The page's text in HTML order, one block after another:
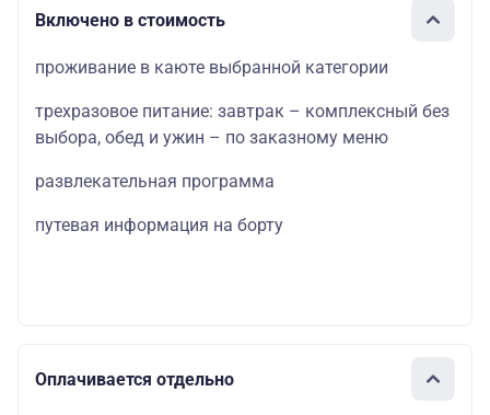
Включено в стоимость
проживание в каюте выбранной категории
трехразовое питание: завтрак – комплексный без
выбора, обед и ужин – по заказному меню
развлекательная программа
путевая информация на борту
Оплачивается отдельно